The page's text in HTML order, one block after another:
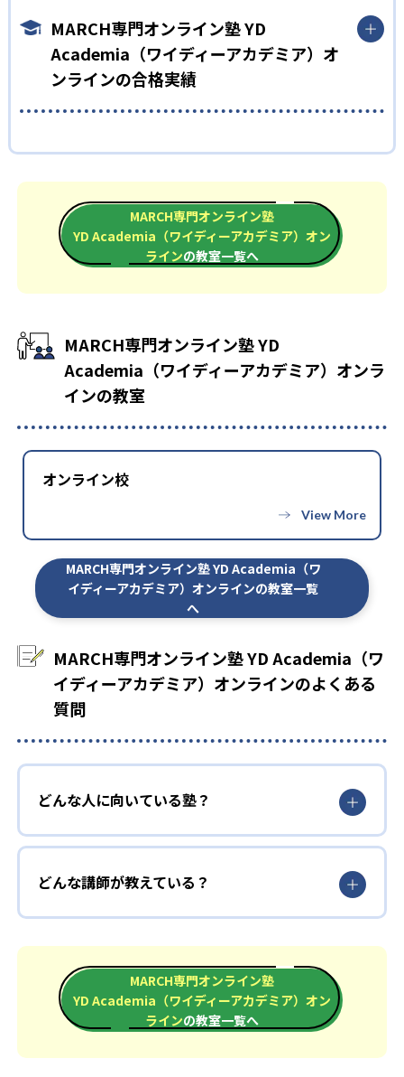
活リズムなどを全て考慮して、それぞれに合ったカリキュラム
を作成する。このカリキュラムは週単位で見直されるため、無
理なく自分のペースでMARCH合格への道を進める。
どんなデメリットがある？
一方、途中で志望校をMARCHから変更する場合の対応に不安が
MARCH専門オンライン塾 YD
Academia（ワイディーアカデミア）オ
ンラインの合格実績
YD Academiaは、公式サイトでは合格実績は公開していない。
志望校への実績があるかどうかは、通う予定の教室に問い合わ
せたい。
MARCH専門オンライン塾
YD Academia（ワイディーアカデミア）オン
ラインの教室一覧へ
MARCH専門オンライン塾 YD
Academia（ワイディーアカデミア）オンラ
インの教室
オンライン校
MARCH専門オンライン塾 YD Academia（ワ
イディーアカデミア）オンラインの教室一覧
へ
MARCH専門オンライン塾 YD Academia（ワ
イディーアカデミア）オンラインのよくある
質問
どんな人に向いている塾？
どんな講師が教えている？
MARCH専門オンライン塾
YD Academia（ワイディーアカデミア）オン
ラインの教室一覧へ